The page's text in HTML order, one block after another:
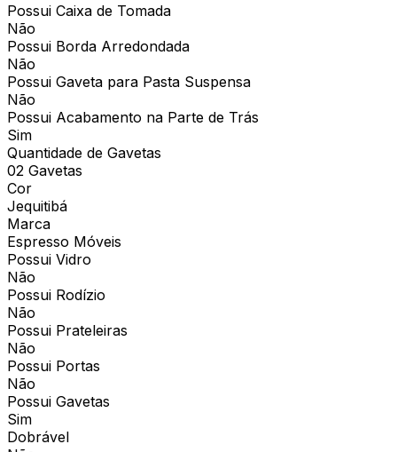
Possui Caixa de Tomada
Não
Possui Borda Arredondada
Não
Possui Gaveta para Pasta Suspensa
Não
Possui Acabamento na Parte de Trás
Sim
Quantidade de Gavetas
02 Gavetas
Cor
Jequitibá
Marca
Espresso Móveis
Possui Vidro
Não
Possui Rodízio
Não
Possui Prateleiras
Não
Possui Portas
Não
Possui Gavetas
Sim
Dobrável